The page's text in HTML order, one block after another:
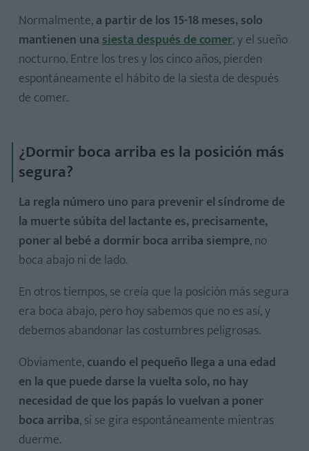
Normalmente,a partir de los 15-18 meses, solo
mantienen unasiesta después de comer, y el sueño
nocturno. Entre los tres y los cinco años, pierden
espontáneamente el hábito de la siesta de después
de comer.
¿Dormir boca arriba es la posición más
segura?
La regla número uno para prevenir el síndrome de
la muerte súbita del lactante es, precisamente,
poner al bebé a dormir boca arriba siempre, no
boca abajo ni de lado.
En otros tiempos, se creía que la posición más segura
era boca abajo, pero hoy sabemos que no es así, y
debemos abandonar las costumbres peligrosas.
Obviamente,cuando el pequeño llega a una edad
en la que puede darse la vuelta solo, no hay
necesidad de que los papás lo vuelvan a poner
boca arriba, si se gira espontáneamente mientras
duerme.